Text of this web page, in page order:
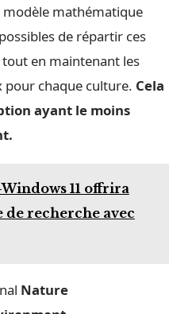
mathématique
de répartir ces
en maintenant les
chaque culture. Cela
ayant le moins
11 offrira
recherche avec
Nature